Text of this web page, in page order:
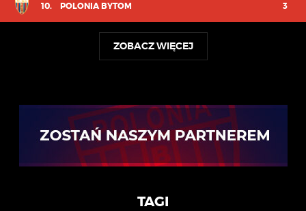
10. POLONIA BYTOM 3
ZOBACZ WIĘCEJ
TAGI